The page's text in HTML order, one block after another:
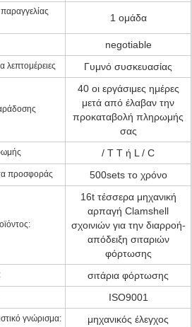
1 ομάδα
negotiable
λεπτομέρειες Γυμνό συσκευασίας
40 οι εργάσιμες ημέρες
μετά από έλαβαν την
προκαταβολή πληρωμής
σας
/ T T ή L / C
προσφοράς 500sets το χρόνο
16t τέσσερα μηχανική
αρπαγή Clamshell
σχοινιών για την διαρροή-
απόδειξη σιταριών
φόρτωσης
σιτάρια φόρτωσης
ISO9001
γνώρισμα: μηχανικός έλεγχος